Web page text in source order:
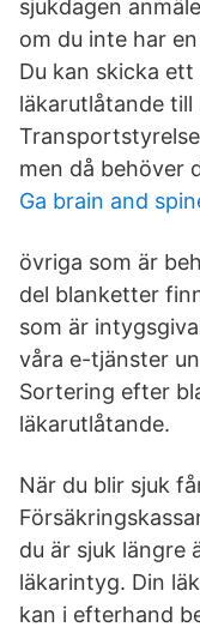
sjukdagen
om du inte har
Du kan skicka
läkarutlåtande till
men då behöver
Ga brain and
övriga som är
del blanketter
som är
våra e-tjänster
Sortering efter
läkarutlåtande.
När du blir sjuk
du är sjuk längre
läkarintyg. Din
kan i efterhand